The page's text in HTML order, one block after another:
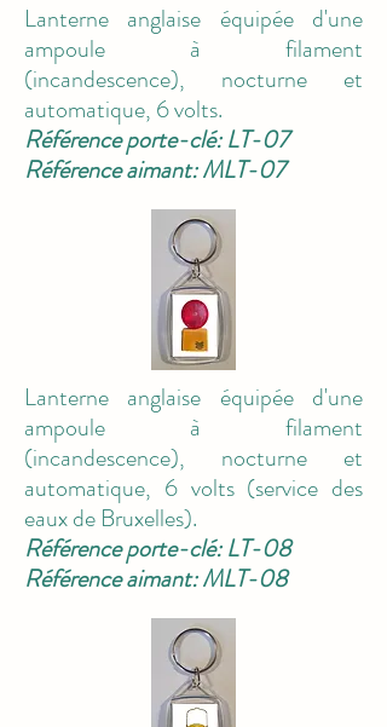
Lanterne anglaise équipée d'une
ampoule à filament
(incandescence), nocturne et
automatique, 6 volts.
Référence porte-clé: LT-07
Référence aimant: MLT-07
Lanterne anglaise équipée d'une
ampoule à filament
(incandescence), nocturne et
automatique, 6 volts (service des
eaux de Bruxelles).
Référence porte-clé: LT-08
Référence aimant: MLT-08